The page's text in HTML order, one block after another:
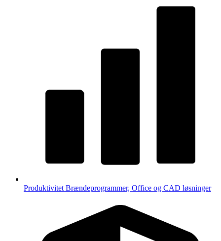
Produktivitet Brændeprogrammer, Office og CAD løsninger